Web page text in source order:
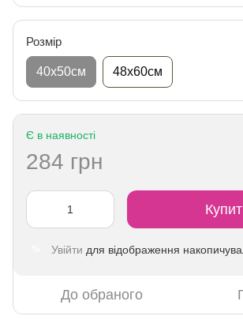
Розмір
40х50см 48х60см
Є в наявності
284 грн
Увійти для відображення
До обраного